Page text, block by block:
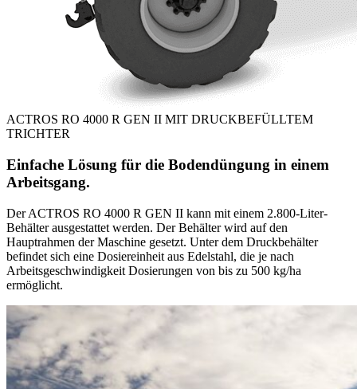
ACTROS RO 4000 R GEN II MIT DRUCKBEFÜLLTEM
TRICHTER
Einfache Lösung für die Bodendüngung in einem
Arbeitsgang.
Der ACTROS RO 4000 R GEN II kann mit einem 2.800-Liter-
Behälter ausgestattet werden. Der Behälter wird auf den
Hauptrahmen der Maschine gesetzt. Unter dem Druckbehälter
befindet sich eine Dosiereinheit aus Edelstahl, die je nach
Arbeitsgeschwindigkeit Dosierungen von bis zu 500 kg/ha
ermöglicht.